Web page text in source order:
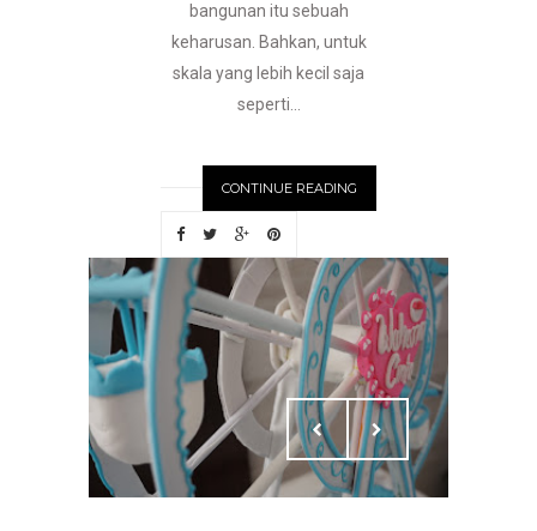
bangunan itu sebuah
keharusan. Bahkan, untuk
skala yang lebih kecil saja
seperti...
CONTINUE READING